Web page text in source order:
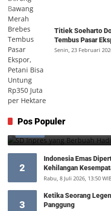
Titiek Soeharto
Tembus Pasar
Juta per Hektare
Senin, 23 Februari
Pos Populer
1 SD Inpres yang
2
Indonesia Emas
Kehilangan
Rabu, 8 Juli 2026, 13:50
3
Ketika Seorang
Panggung